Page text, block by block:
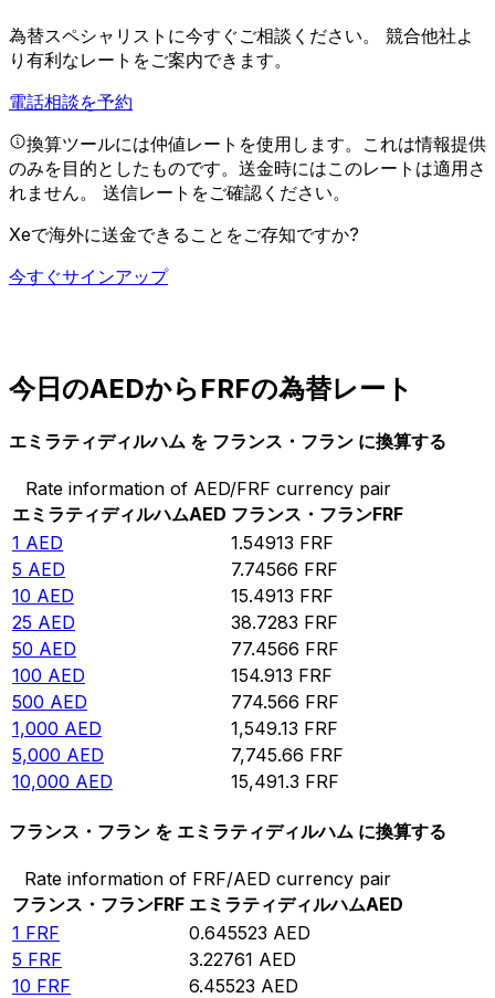
為替スペシャリストに今すぐご相談ください。 競合他社よ
り有利なレートをご案内できます。
電話相談を予約
換算ツールには仲値レートを使用します。これは情報提供
のみを目的としたものです。送金時にはこのレートは適用さ
れません。 送信レートをご確認ください。
Xeで海外に送金できることをご存知ですか?
今すぐサインアップ
今日のAEDからFRFの為替レート
エミラティディルハム を フランス・フラン に換算する
Rate information of AED/FRF currency pair
エミラティディルハムAED フランス・フランFRF
1 AED 1.54913 FRF
5 AED 7.74566 FRF
10 AED 15.4913 FRF
25 AED 38.7283 FRF
50 AED 77.4566 FRF
100 AED 154.913 FRF
500 AED 774.566 FRF
1,000 AED 1,549.13 FRF
5,000 AED 7,745.66 FRF
10,000 AED 15,491.3 FRF
フランス・フラン を エミラティディルハム に換算する
Rate information of FRF/AED currency pair
フランス・フランFRF エミラティディルハムAED
1 FRF 0.645523 AED
5 FRF 3.22761 AED
10 FRF 6.45523 AED